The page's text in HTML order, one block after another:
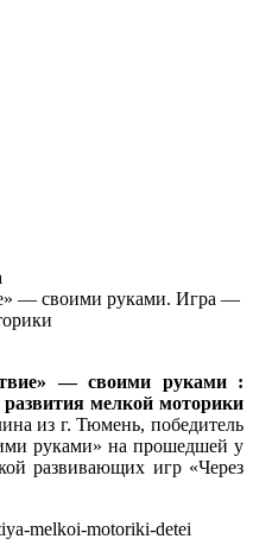
— своими руками. Игра —
— своими руками :
мелкой моторики
из г. Тюмень, победитель
руками» на прошедшей у
развивающих игр «Через